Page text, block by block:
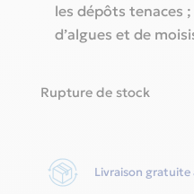
les dépôts tenaces
d’algues et de
Rupture de stock
Livraison